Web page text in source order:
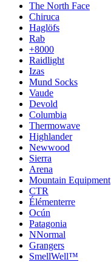
The North Face
Chiruca
Haglöfs
Rab
+8000
Raidlight
Izas
Mund Socks
Vaude
Devold
Columbia
Thermowave
Highlander
Newwood
Sierra
Arena
Mountain Equipment
CTR
Élémenterre
Ocún
Patagonia
NNormal
Grangers
SmellWell™